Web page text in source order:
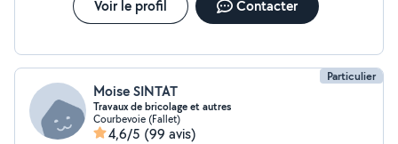
Voir le profil Contacter
Particulier
Moise SINTAT
Travaux de bricolage et autres
Courbevoie (Fallet)
4,6/5 (99 avis)